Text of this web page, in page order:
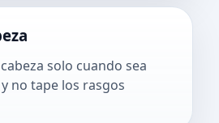
solo cuando sea
no tape los rasgos